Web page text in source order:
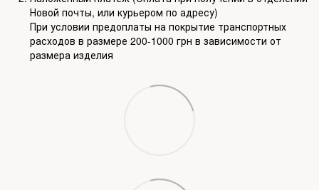
Новой почты, или курьером по адресу)
При условии предоплаты на покрытие транспортных
расходов в размере 200-1000 грн в зависимости от
размера изделия